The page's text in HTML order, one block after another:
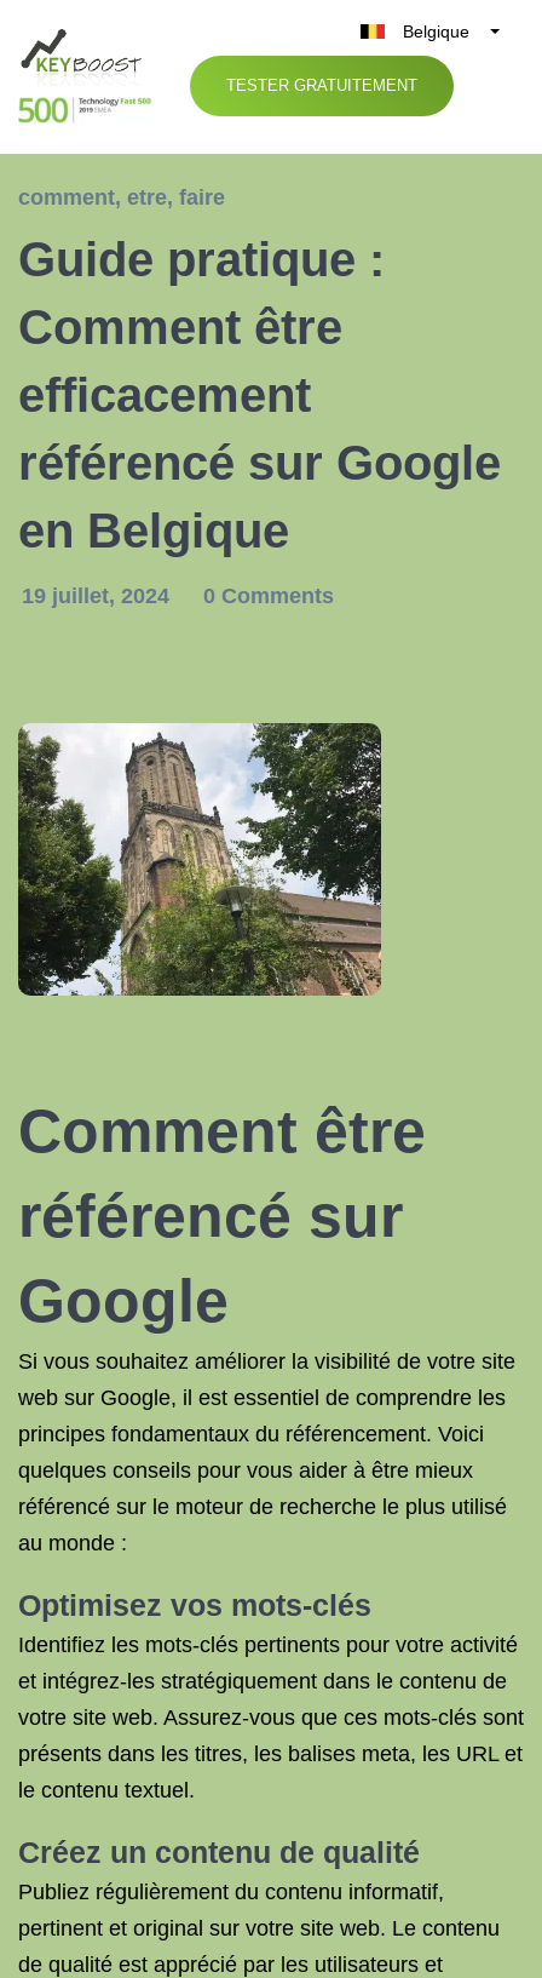
Belgique
België
Nederland
TESTER GRATUITEMENT
comment, etre, faire
Guide pratique :
Comment être
efficacement
référencé sur Google
en Belgique
19 juillet, 2024 0 Comments
Comment être
référencé sur
Google
Si vous souhaitez améliorer la visibilité de votre site
web sur Google, il est essentiel de comprendre les
principes fondamentaux du référencement. Voici
quelques conseils pour vous aider à être mieux
référencé sur le moteur de recherche le plus utilisé
au monde :
Optimisez vos mots-clés
Identifiez les mots-clés pertinents pour votre activité
et intégrez-les stratégiquement dans le contenu de
votre site web. Assurez-vous que ces mots-clés sont
présents dans les titres, les balises meta, les URL et
le contenu textuel.
Créez un contenu de qualité
Publiez régulièrement du contenu informatif,
pertinent et original sur votre site web. Le contenu
de qualité est apprécié par les utilisateurs et